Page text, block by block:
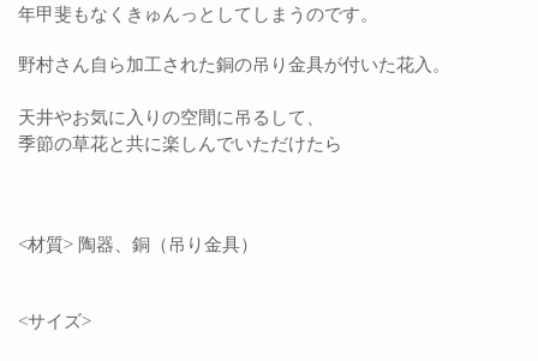
年甲斐もなくきゅんっとしてしまうのです。
野村さん自ら加工された銅の吊り金具が付いた花入。
天井やお気に入りの空間に吊るして、
季節の草花と共に楽しんでいただけたら
<材質> 陶器、銅（ 吊り金具）
<サイズ>